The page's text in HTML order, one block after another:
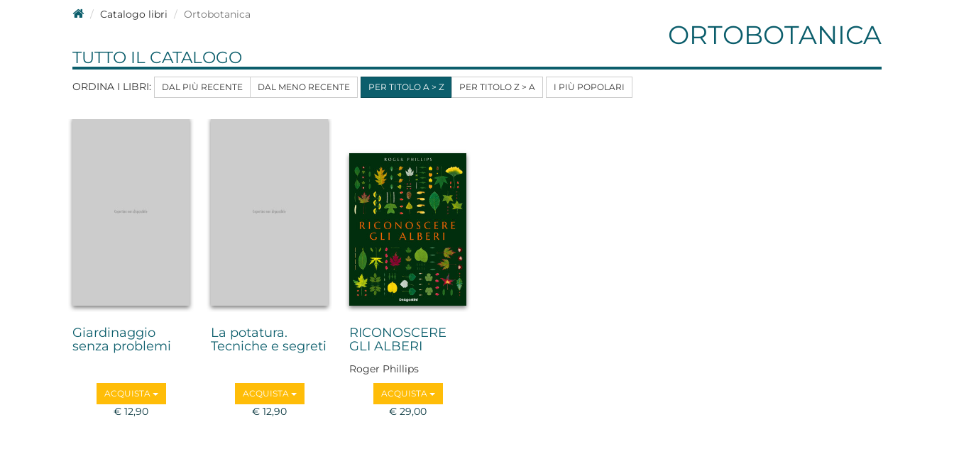
Catalogo libri Ortobotanica
ORTOBOTANICA
TUTTO IL CATALOGO
ORDINA I LIBRI: DAL PIÙ RECENTE DAL MENO RECENTE PER TITOLO A > Z PER TITOLO Z > A I PIÙ POPOLARI
Giardinaggio
senza problemi
ACQUISTA
€ 12,90
La potatura.
Tecniche e segreti
ACQUISTA
€ 12,90
RICONOSCERE
GLI ALBERI
Roger Phillips
ACQUISTA
€ 29,00